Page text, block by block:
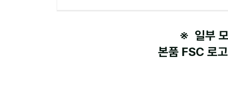
※ 일부 모
본품 FSC 로